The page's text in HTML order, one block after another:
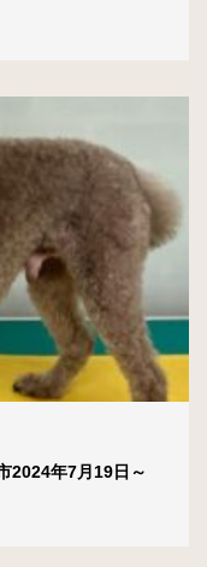
2024年7月19日～